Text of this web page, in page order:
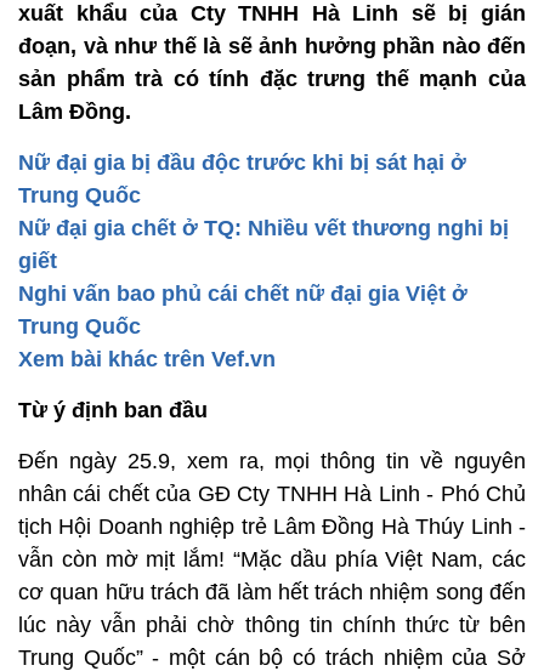
xuất khẩu của Cty TNHH Hà Linh sẽ bị gián
đoạn, và như thế là sẽ ảnh hưởng phần nào đến
sản phẩm trà có tính đặc trưng thế mạnh của
Lâm Đồng.
Nữ đại gia bị đầu độc trước khi bị sát hại ở
Trung Quốc
Nữ đại gia chết ở TQ: Nhiều vết thương nghi bị
giết
Nghi vấn bao phủ cái chết nữ đại gia Việt ở
Trung Quốc
Xem bài khác trên Vef.vn
Từ ý định ban đầu
Đến ngày 25.9, xem ra, mọi thông tin về nguyên
nhân cái chết của GĐ Cty TNHH Hà Linh - Phó Chủ
tịch Hội Doanh nghiệp trẻ Lâm Đồng Hà Thúy Linh -
vẫn còn mờ mịt lắm! “Mặc dầu phía Việt Nam, các
cơ quan hữu trách đã làm hết trách nhiệm song đến
lúc này vẫn phải chờ thông tin chính thức từ bên
Trung Quốc” - một cán bộ có trách nhiệm của Sở